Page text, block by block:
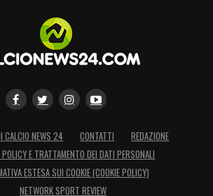
CALCIO NEWS 24 CONTATTI
REDAZIONE
E TRATTAMENTO DEI DATI PERSONALI
ESTESA SUI COOKIE (COOKIE POLICY)
NETWORK SPORT REVIEW